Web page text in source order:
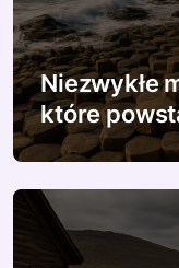
Niezwykłe
które